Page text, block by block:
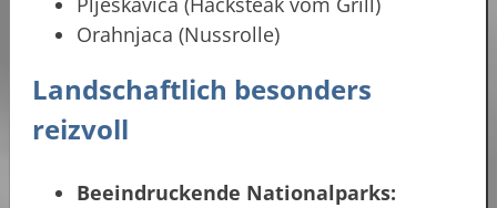
Orahnjaca (Nussrolle)
Landschaftlich besonders
reizvoll
Beeindruckende Nationalparks: